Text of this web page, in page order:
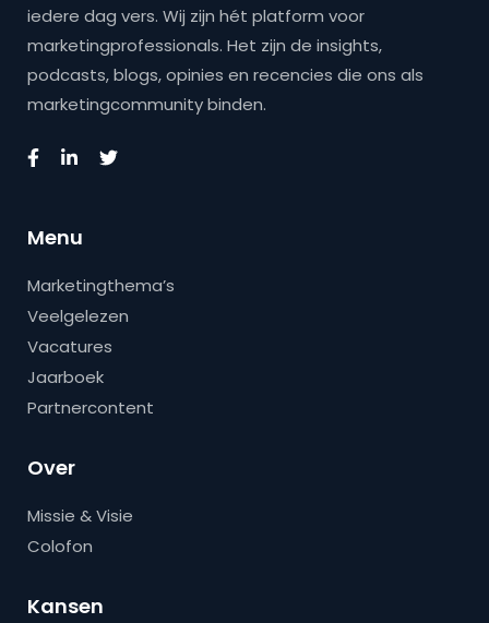
iedere dag vers. Wij zijn hét platform voor
marketingprofessionals. Het zijn de insights,
podcasts, blogs, opinies en recencies die ons als
marketingcommunity binden.
Menu
Marketingthema’s
Veelgelezen
Vacatures
Jaarboek
Partnercontent
Over
Missie & Visie
Colofon
Kansen